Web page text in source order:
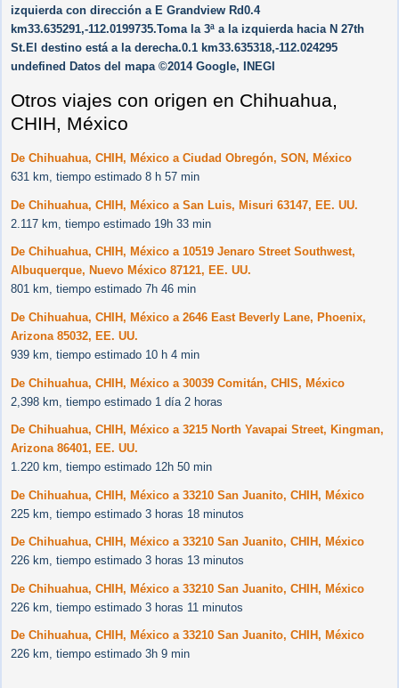
izquierda con dirección a E Grandview Rd0.4
km33.635291,-112.0199735.Toma la 3ª a la izquierda hacia N 27th
St.El destino está a la derecha.0.1 km33.635318,-112.024295
undefined Datos del mapa ©2014 Google, INEGI
Otros viajes con origen en Chihuahua,
CHIH, México
De Chihuahua, CHIH, México a Ciudad Obregón, SON, México
631 km, tiempo estimado 8 h 57 min
De Chihuahua, CHIH, México a San Luis, Misuri 63147, EE. UU.
2.117 km, tiempo estimado 19h 33 min
De Chihuahua, CHIH, México a 10519 Jenaro Street Southwest,
Albuquerque, Nuevo México 87121, EE. UU.
801 km, tiempo estimado 7h 46 min
De Chihuahua, CHIH, México a 2646 East Beverly Lane, Phoenix,
Arizona 85032, EE. UU.
939 km, tiempo estimado 10 h 4 min
De Chihuahua, CHIH, México a 30039 Comitán, CHIS, México
2,398 km, tiempo estimado 1 día 2 horas
De Chihuahua, CHIH, México a 3215 North Yavapai Street, Kingman,
Arizona 86401, EE. UU.
1.220 km, tiempo estimado 12h 50 min
De Chihuahua, CHIH, México a 33210 San Juanito, CHIH, México
225 km, tiempo estimado 3 horas 18 minutos
De Chihuahua, CHIH, México a 33210 San Juanito, CHIH, México
226 km, tiempo estimado 3 horas 13 minutos
De Chihuahua, CHIH, México a 33210 San Juanito, CHIH, México
226 km, tiempo estimado 3 horas 11 minutos
De Chihuahua, CHIH, México a 33210 San Juanito, CHIH, México
226 km, tiempo estimado 3h 9 min